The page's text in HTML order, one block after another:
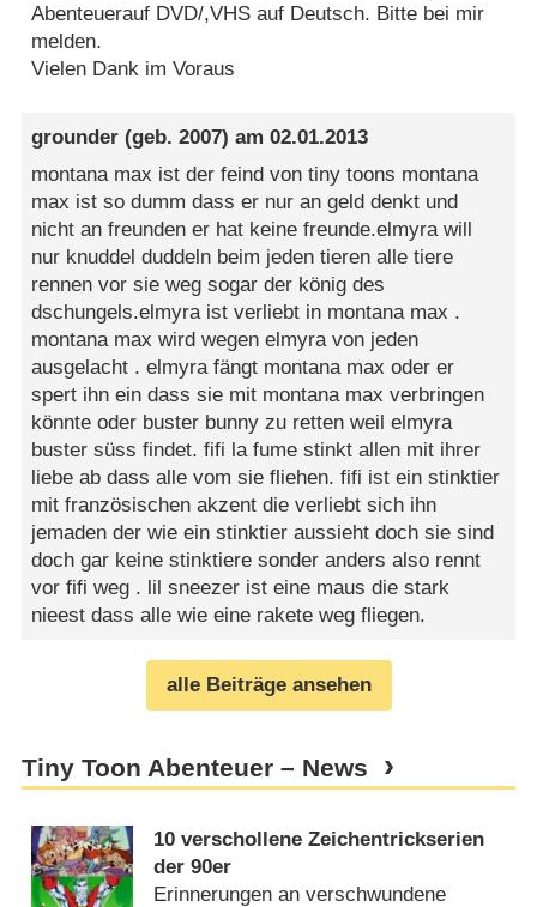
Abenteuerauf DVD/,VHS auf Deutsch. Bitte bei mir
melden.
Vielen Dank im Voraus
grounder (geb. 2007) am02.01.2013
montana max ist der feind von tiny toons montana
max ist so dumm dass er nur an geld denkt und
nicht an freunden er hat keine freunde.elmyra will
nur knuddel duddeln beim jeden tieren alle tiere
rennen vor sie weg sogar der könig des
dschungels.elmyra ist verliebt in montana max .
montana max wird wegen elmyra von jeden
ausgelacht . elmyra fängt montana max oder er
spert ihn ein dass sie mit montana max verbringen
könnte oder buster bunny zu retten weil elmyra
buster süss findet. fifi la fume stinkt allen mit ihrer
liebe ab dass alle vom sie fliehen. fifi ist ein stinktier
mit französischen akzent die verliebt sich ihn
jemaden der wie ein stinktier aussieht doch sie sind
doch gar keine stinktiere sonder anders also rennt
vor fifi weg . lil sneezer ist eine maus die stark
nieest dass alle wie eine rakete weg fliegen.
alle Beiträge ansehen
Tiny Toon Abenteuer – News
10 verschollene Zeichentrickserien
der 90er
Erinnerungen an verschwundene